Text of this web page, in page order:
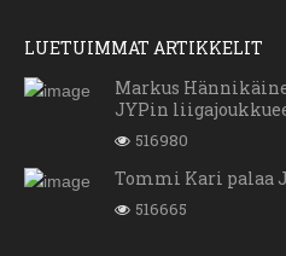
LUETUIMMAT ARTIKKELIT
Markus
JYPin
516980
Tommi Kari palaa
516665